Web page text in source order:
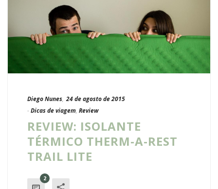
Diego Nunes, 24 de agosto de 2015
- Dicas de viagem, Review
REVIEW: ISOLANTE
TÉRMICO THERM-A-REST
TRAIL LITE
2